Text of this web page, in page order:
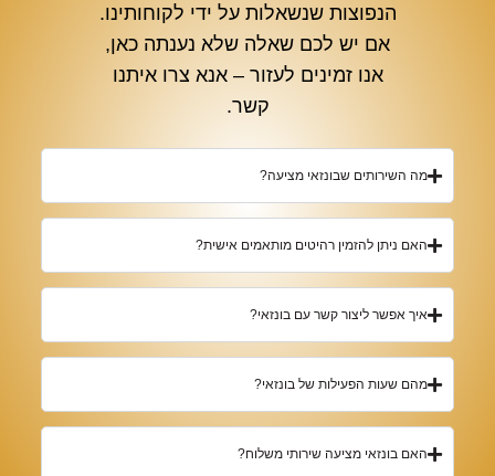
הנפוצות שנשאלות על ידי לקוחותינו.
אם יש לכם שאלה שלא נענתה כאן,
אנו זמינים לעזור – אנא צרו איתנו
קשר.
מה השירותים שבונזאי מציעה?
האם ניתן להזמין רהיטים מותאמים אישית?
איך אפשר ליצור קשר עם בונזאי?
מהם שעות הפעילות של בונזאי?
האם בונזאי מציעה שירותי משלוח?